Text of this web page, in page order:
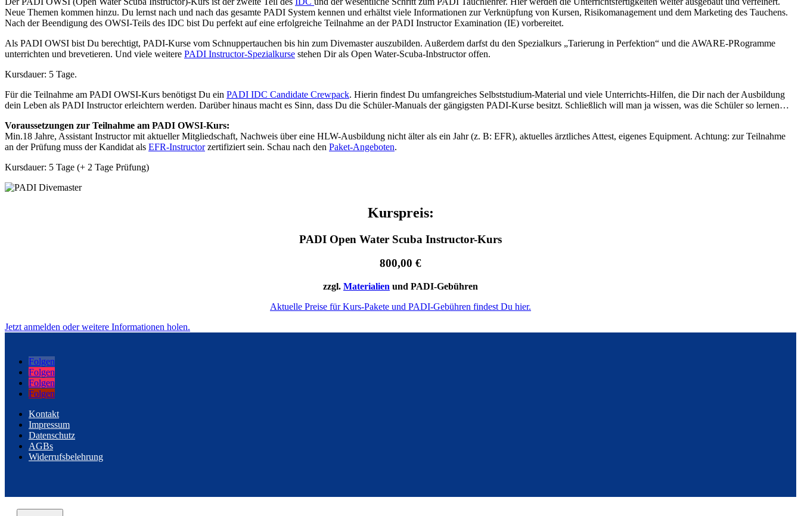
Neue Themen kommen hinzu. Du lernst nach und nach das gesamte PADI System kennen und erhältst viele Informationen zur Verknüpfung von Kursen, Risikomanagement und dem Marketing des Tauchens.
Nach der Beendigung des OWSI-Teils des IDC bist Du perfekt auf eine erfolgreiche Teilnahme an der PADI Instructor Examination (IE) vorbereitet.
Als PADI OWSI bist Du berechtigt, PADI-Kurse vom Schnuppertauchen bis hin zum Divemaster auszubilden. Außerdem darfst du den Spezialkurs „Tarierung in Perfektion“ und die AWARE-PRogramme
unterrichten und brevetieren. Und viele weitere PADI Instructor-Spezialkurse stehen Dir als Open Water-Scuba-Inbstructor offen.
Kursdauer: 5 Tage.
Für die Teilnahme am PADI OWSI-Kurs benötigst Du ein PADI IDC Candidate Crewpack. Hierin findest Du umfangreiches Selbststudium-Material und viele Unterrichts-Hilfen, die Dir nach der Ausbildung
dein Leben als PADI Instructor erleichtern werden. Darüber hinaus macht es Sinn, dass Du die Schüler-Manuals der gängigsten PADI-Kurse besitzt. Schließlich will man ja wissen, was die Schüler so lernen…
Voraussetzungen zur Teilnahme am PADI OWSI-Kurs:
Min.18 Jahre, Assistant Instructor mit aktueller Mitgliedschaft, Nachweis über eine HLW-Ausbildung nicht älter als ein Jahr (z. B: EFR), aktuelles ärztliches Attest, eigenes Equipment. Achtung: zur Teilnahme
an der Prüfung muss der Kandidat als EFR-Instructorzertifiziert sein. Schau nach den Paket-Angeboten.
Kursdauer: 5 Tage (+ 2 Tage Prüfung)
Kurspreis:
PADI Open Water Scuba Instructor-Kurs
800,00 €
zzgl. Materialien und PADI-Gebühren
Aktuelle Preise für Kurs-Pakete und PADI-Gebühren findest Du hier.
Jetzt anmelden oder weitere Informationen holen.
Folgen
Folgen
Folgen
Folgen
Kontakt
Impressum
Datenschutz
AGBs
Widerrufsbelehrung